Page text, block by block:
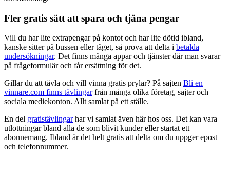
Fler gratis sätt att spara och tjäna pengar
Vill du har lite extrapengar på kontot och har lite dötid ibland,
kanske sitter på bussen eller tåget, så prova att delta i betalda
undersökningar. Det finns många appar och tjänster där man svarar
på frågeformulär och får ersättning för det.
Gillar du att tävla och vill vinna gratis prylar? På sajten Bli en
vinnare.com finns tävlingarfrån många olika företag, sajter och
sociala mediekonton. Allt samlat på ett ställe.
En del gratistävlingarhar vi samlat även här hos oss. Det kan vara
utlottningar bland alla de som blivit kunder eller startat ett
abonnemang. Ibland är det helt gratis att delta om du uppger epost
och telefonnummer.